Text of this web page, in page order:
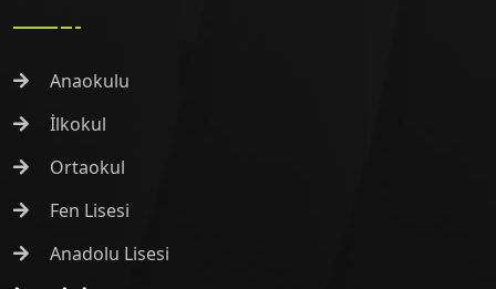
Anaokulu
İlkokul
Ortaokul
Fen Lisesi
Anadolu Lisesi